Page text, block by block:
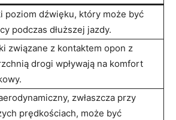
poziom dźwięku, który może​ być
podczas dłuższej jazdy.
związane⁣ z‌ kontaktem opon z
drogi ‍wpływają na⁤ komfort
zwłaszcza przy⁣
prędkościach,⁢ może być